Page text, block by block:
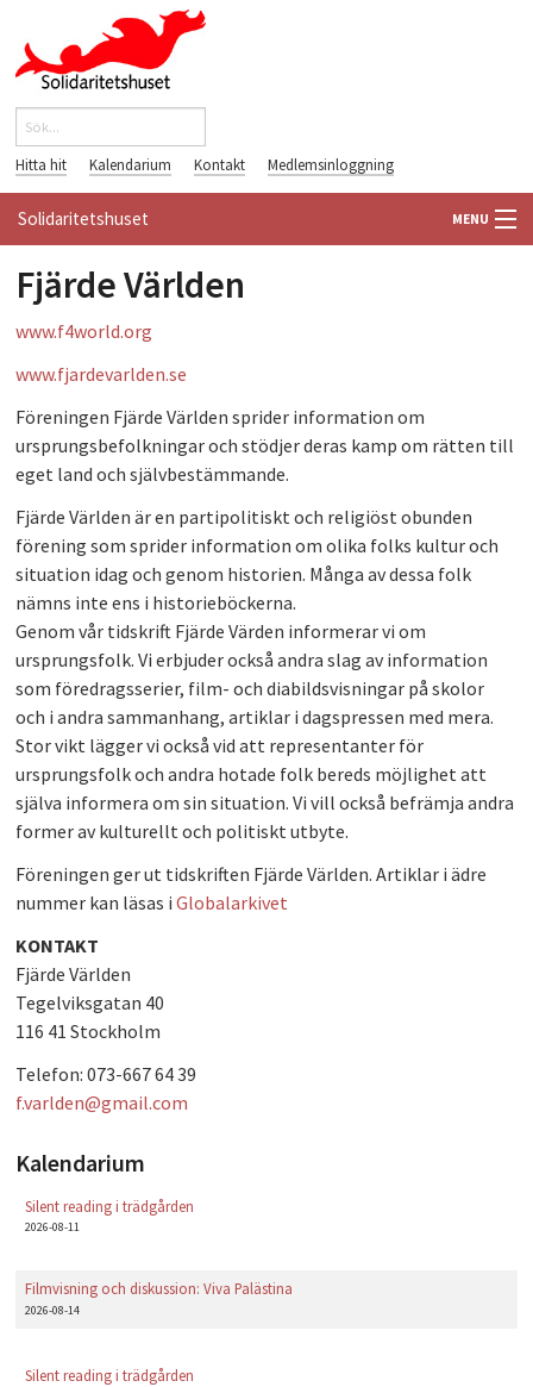
Hoppa till huvudinnehåll
Sökformulär
Hitta hit Kalendarium Kontakt Medlemsinloggning
Solidaritetshuset MENU
HEM
OM OSS
FÖRENINGAR
VÄRLDSBIBLIOTEKET
Fjärde Världen
www.f4world.org
www.fjardevarlden.se
Föreningen Fjärde Världen sprider information om
ursprungsbefolkningar och stödjer deras kamp om rätten till
eget land och självbestämmande.
Fjärde Världen är en partipolitiskt och religiöst obunden
förening som sprider information om olika folks kultur och
situation idag och genom historien. Många av dessa folk
nämns inte ens i historieböckerna.
Genom vår tidskrift Fjärde Värden informerar vi om
ursprungsfolk. Vi erbjuder också andra slag av information
som föredragsserier, film- och diabildsvisningar på skolor
och i andra sammanhang, artiklar i dagspressen med mera.
Stor vikt lägger vi också vid att representanter för
ursprungsfolk och andra hotade folk bereds möjlighet att
själva informera om sin situation. Vi vill också befrämja andra
former av kulturellt och politiskt utbyte.
Föreningen ger ut tidskriften Fjärde Världen. Artiklar i ädre
nummer kan läsas iGlobalarkivet
KONTAKT
Fjärde Världen
Tegelviksgatan 40
116 41 Stockholm
Telefon: 073-667 64 39
f.varlden@gmail.com
Kalendarium
Silent reading i trädgården
2026-08-11
Filmvisning och diskussion: Viva Palästina
2026-08-14
Silent reading i trädgården